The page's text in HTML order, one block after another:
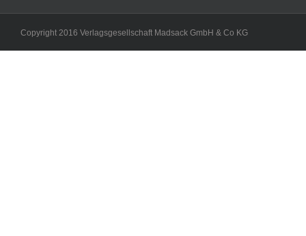
Copyright 2016 Verlagsgesellschaft Madsack GmbH & Co KG